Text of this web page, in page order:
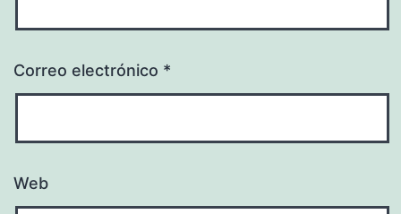
Correo electrónico *
Web